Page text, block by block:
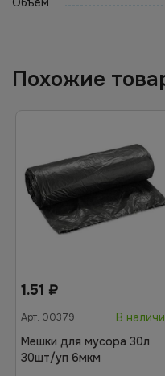
Похожие
1.51 ₽
Арт. 00379
В
Мешки для мусора 30л
30шт/уп 6мкм